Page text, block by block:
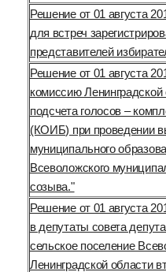
Решение от 01 августа
для встреч
представителей
Решение от 01 августа
комиссию
подсчета голосов –
(КОИБ) при проведении
муниципального
Всеволожского
созыва."
Решение от 01 августа
в депутаты совета
сельское поселение
Ленинградской области